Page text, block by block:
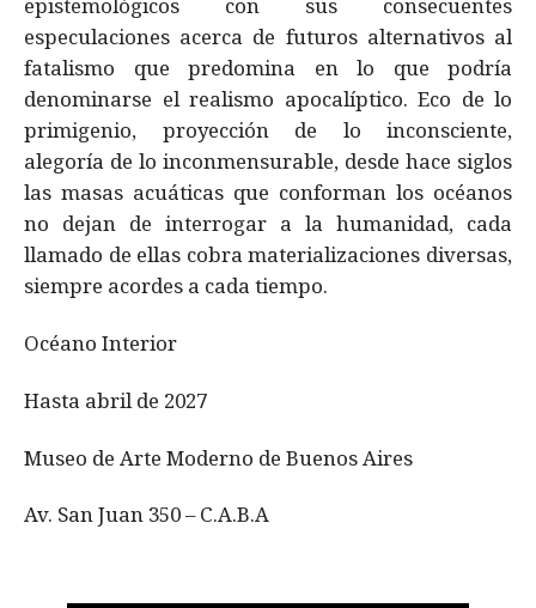
epistemológicos con sus consecuentes
especulaciones acerca de futuros alternativos al
fatalismo que predomina en lo que podría
denominarse el realismo apocalíptico. Eco de lo
primigenio, proyección de lo inconsciente,
alegoría de lo inconmensurable, desde hace siglos
las masas acuáticas que conforman los océanos
no dejan de interrogar a la humanidad, cada
llamado de ellas cobra materializaciones diversas,
siempre acordes a cada tiempo.
Océano Interior
Hasta abril de 2027
Museo de Arte Moderno de Buenos Aires
Av. San Juan 350 – C.A.B.A